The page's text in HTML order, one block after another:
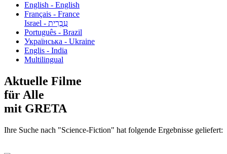
English - English
Français - France
עִבְרִית - Israel
Português - Brazil
Українська - Ukraine
Englis - India
Multilingual
Aktuelle Filme
für Alle
mit GRETA
Ihre Suche nach "Science-Fiction" hat folgende Ergebnisse geliefert: